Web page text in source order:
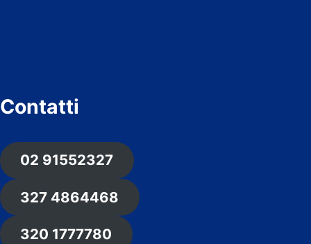
Contatti
02 91552327
327 4864468
320 1777780